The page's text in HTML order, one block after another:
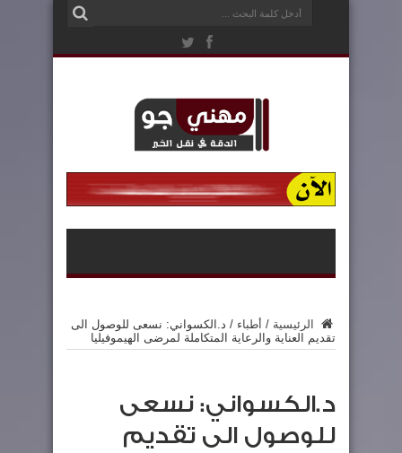
الرئيسية / أطباء / د.الكسواني: نسعى للوصول الى
تقديم العناية والرعاية المتكاملة لمرضى الهيموفيليا
د.الكسواني: نسعى
للوصول الى تقديم